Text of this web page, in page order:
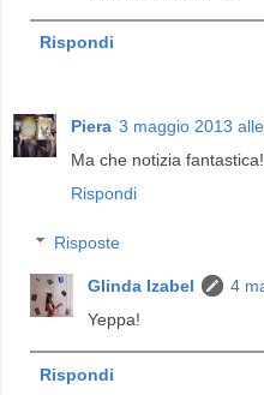
Rispondi
Piera 3 maggio 2013
Ma che notizia
Rispondi
Risposte
Glinda Izabel
4
Yeppa!
Rispondi